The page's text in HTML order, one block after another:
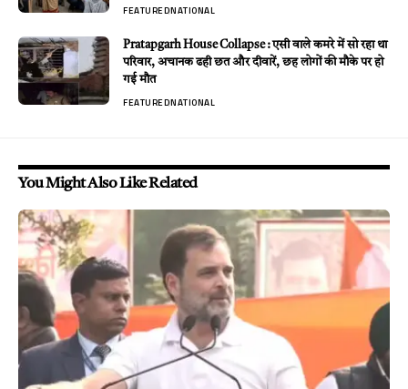
FEATUREDNATIONAL
Pratapgarh House Collapse : एसी वाले कमरे में सो रहा था
परिवार, अचानक ढही छत और दीवारें, छह लोगों की मौके पर हो
गई मौत
FEATUREDNATIONAL
You Might Also Like Related